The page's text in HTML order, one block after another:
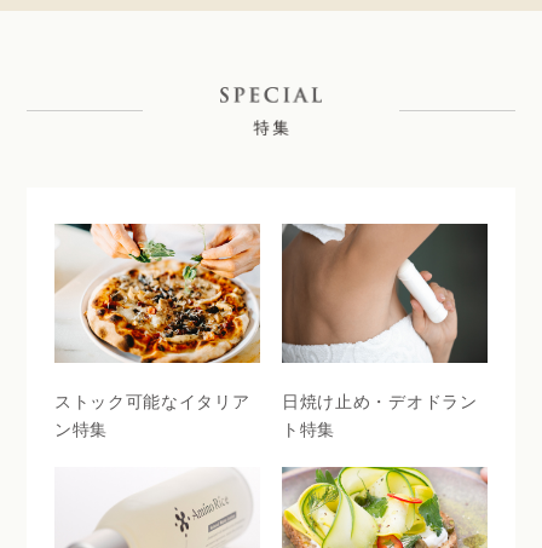
ストック可能なイタリア
ン特集
日焼け止め・デオドラン
ト特集